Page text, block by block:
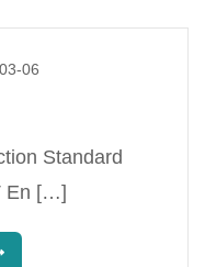
06
Standard
En […]